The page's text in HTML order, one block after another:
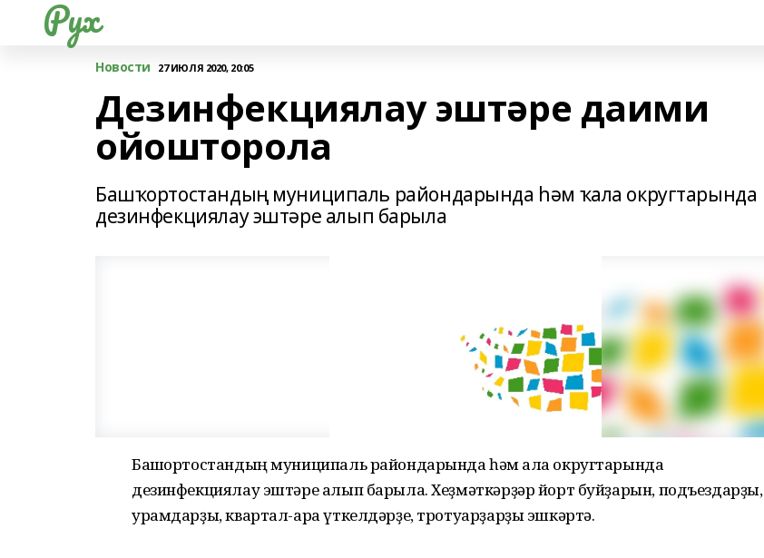
Рух
Новости 27 ИЮЛЯ 2020, 20:05
Дезинфекциялау эштәре даими
ойошторола
Башҡортостандың муниципаль райондарында һәм ҡала округтарында
дезинфекциялау эштәре алып барыла
Башҡортостандың муниципаль райондарында һәм ҡала округтарында
дезинфекциялау эштәре алып барыла. Хеҙмәткәрҙәр йорт буйҙарын, подъездарҙы,
урамдарҙы, квартал-ара үткелдәрҙе, тротуарҙарҙы эшкәртә.